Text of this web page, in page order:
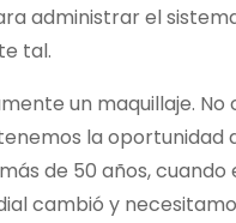
administrar el
tal.
un maquillaje.
la oportunidad
de 50 años,
cambió y